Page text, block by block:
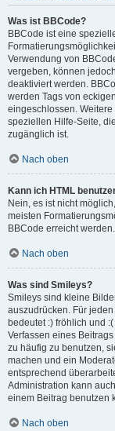
Was ist BBCode?
BBCode ist eine
Verwendung von
vergeben, können
deaktiviert werden.
werden Tags von eckigen
eingeschlossen.
speziellen Hilfe-Seite,
zugänglich ist.
Nach oben
Kann ich HTML
Nein, es ist nicht
meisten
BBCode erreicht werden.
Nach oben
Was sind Smileys?
Smileys sind kleine
auszudrücken. Für
bedeutet :) fröhlich und
Verfassen eines
zu häufig zu benutzen,
machen und ein
entsprechend
Administration kann
einem Beitrag benutzen
Nach oben